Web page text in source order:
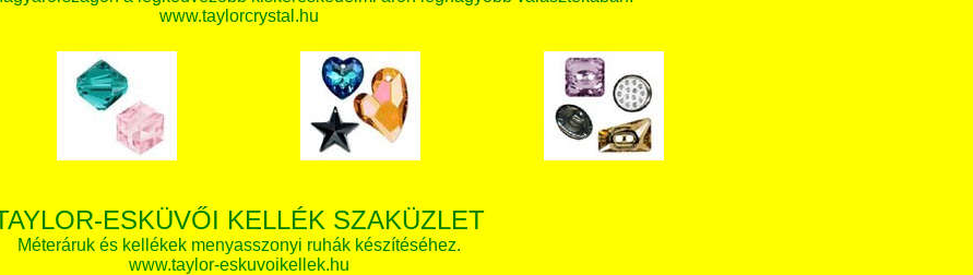
www.taylorcrystal.hu
ESKÜVŐI KELLÉK SZAKÜZLET
Méteráruk és kellékek menyasszonyi ruhák készítéséhez.
www.taylor-eskuvoikellek.hu